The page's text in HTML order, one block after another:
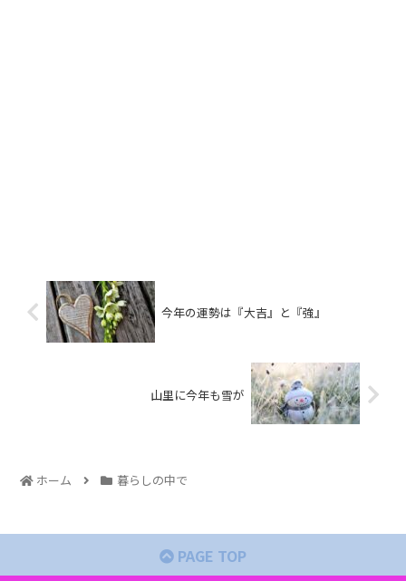
今年の運勢は『大吉』と『強』
山里に今年も雪が
ホーム 暮らしの中で
PAGE TOP